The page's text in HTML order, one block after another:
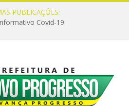
PUBLICAÇÕES:
Covid-19